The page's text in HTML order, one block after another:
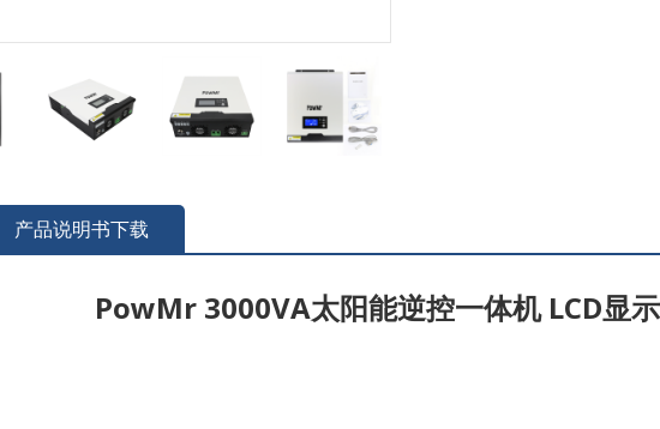
产品说明书下载
PowMr 3000VA太阳能逆控一体机 LCD显